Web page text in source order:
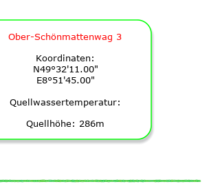
Ober-Schönmattenwag 3
Koordinaten:
N49°32'11.00"
E8°51'45.00"
Quellwassertemperatur:
Quellhöhe: 286m